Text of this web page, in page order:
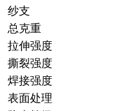
纱支
总克重
拉伸强度
撕裂强度
焊接强度
表面处理